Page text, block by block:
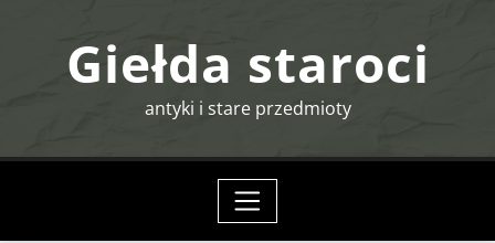
Giełda staroci
antyki i stare przedmioty